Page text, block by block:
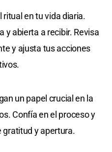
ritual en tu vida diaria.
y abierta a recibir. Revisa
y ajusta tus acciones
un papel crucial en la
Confía en el proceso y
y apertura.